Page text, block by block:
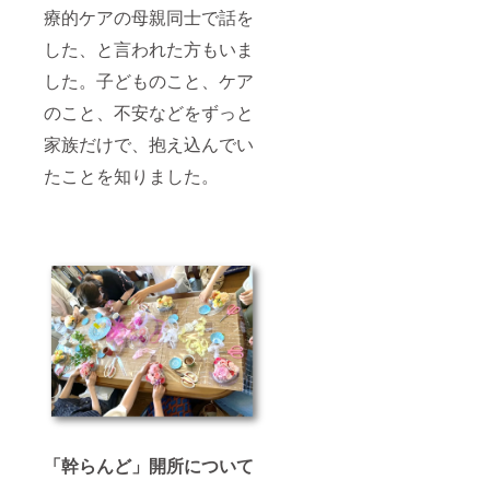
療的ケアの母親同士で話を
した、と言われた方もいま
した。子どものこと、ケア
のこと、不安などをずっと
家族だけで、抱え込んでい
たことを知りました。
「幹らんど」開所について